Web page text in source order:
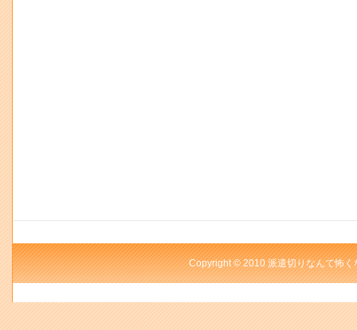
Copyright © 2010 派遣切りなんて怖